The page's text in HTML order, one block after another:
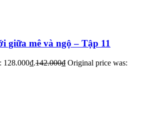
giữa mê và ngộ – Tập 11
128.000₫.142.000₫ Original price was: